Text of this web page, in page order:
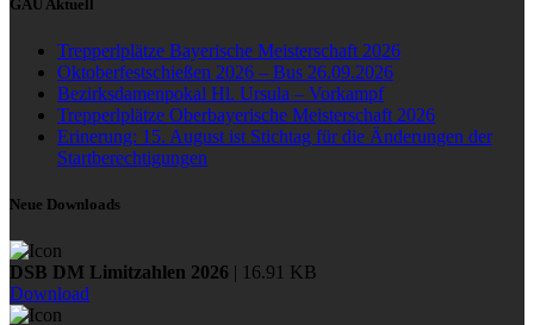
GAU Aktuell
Trepperlplätze Bayerische Meisterschaft 2026
Oktoberfestschießen 2026 – Bus 26.09.2026
Bezirksdamenpokal Hl. Ursula – Vorkampf
Trepperlplätze Oberbayerische Meisterschaft 2026
Erinerung: 15. August ist Stichtag für die Änderungen der
Startberechtigungen
Neue Downloads
DSB DM Limitzahlen 2026 | 16.91 KB
Download